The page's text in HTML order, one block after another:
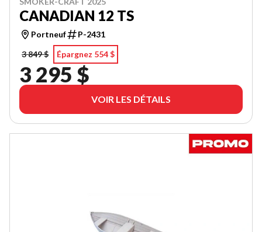
CANADIAN 12 TS
Portneuf
P-2431
3 849 $
Épargnez 554 $
3 295 $
VOIR LES DÉTAILS